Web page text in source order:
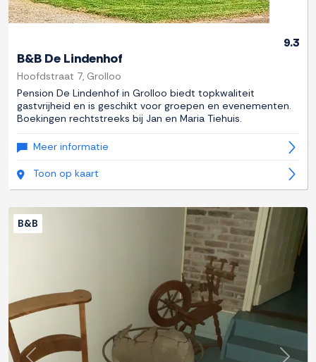
9.3
B&B De Lindenhof
Hoofdstraat 7, Grolloo
Pension De Lindenhof in Grolloo biedt topkwaliteit
gastvrijheid en is geschikt voor groepen en evenementen.
Boekingen rechtstreeks bij Jan en Maria Tiehuis.
Meer informatie
Toon op kaart
B&B